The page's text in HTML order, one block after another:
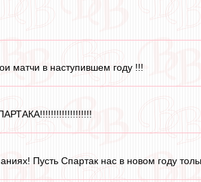
матчи в наступившем году !!!
Пусть Спартак нас в новом году